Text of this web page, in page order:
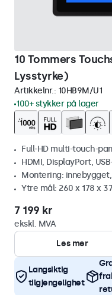
10 Tommers
Lysstyrke)
Artikkelnr.: 10HB9M/U1
100+ stykker på lager
Full-HD multi-touch-
HDMI, DisplayPort,
Montering:
Ytre mål: 260 x 178 x
7 199 kr
ekskl. MVA
Les mer
Langsiktig
tilgjengelighet